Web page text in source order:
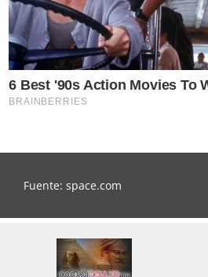
Fuente: space.com